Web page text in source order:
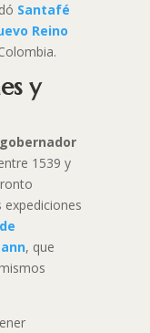
Santafé
Reino
y
gobernador
1539 y
, que